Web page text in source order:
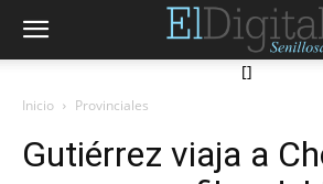
[]
Inicio Provinciales
Gutiérrez viaja a